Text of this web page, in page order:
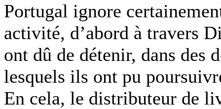
Portugal ignore
activité, d’abord à travers
ont dû de détenir, dans des
lesquels ils ont pu
En cela, le distributeur de